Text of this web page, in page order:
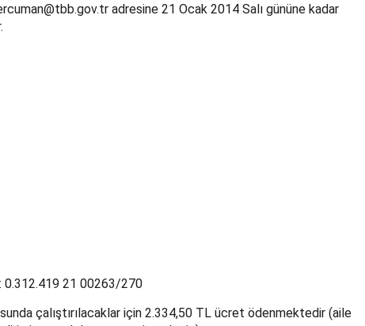
adresine 21 Ocak 2014 Salı gününe kadar
21 00263/270
çalıştırılacaklar için 2.334,50 TL ücret ödenmektedir (aile